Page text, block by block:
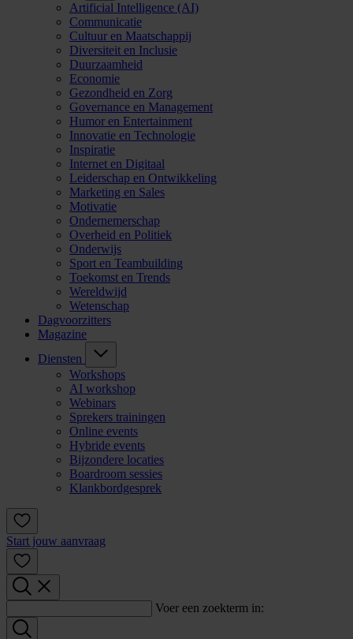
Artificial Intelligence (AI)
Communicatie
Cultuur en Maatschappij
Diversiteit en Inclusie
Duurzaamheid
Economie
Gezondheid en Zorg
Governance en Management
Humor en Entertainment
Innovatie en Technologie
Inspiratie
Internet en Digitaal
Leiderschap en Ontwikkeling
Marketing en Sales
Motivatie
Ondernemerschap
Overheid en Politiek
Onderwijs
Sport en Teambuilding
Toekomst en Trends
Wereldwijd
Wetenschap
Dagvoorzitters
Magazine
Diensten
Workshops
AI workshop
Webinars
Sprekers trainingen
Online events
Hybride events
Bijzondere locaties
Boardroom sessies
Klankbordgesprek
Start jouw aanvraag
Voer een zoekterm in: